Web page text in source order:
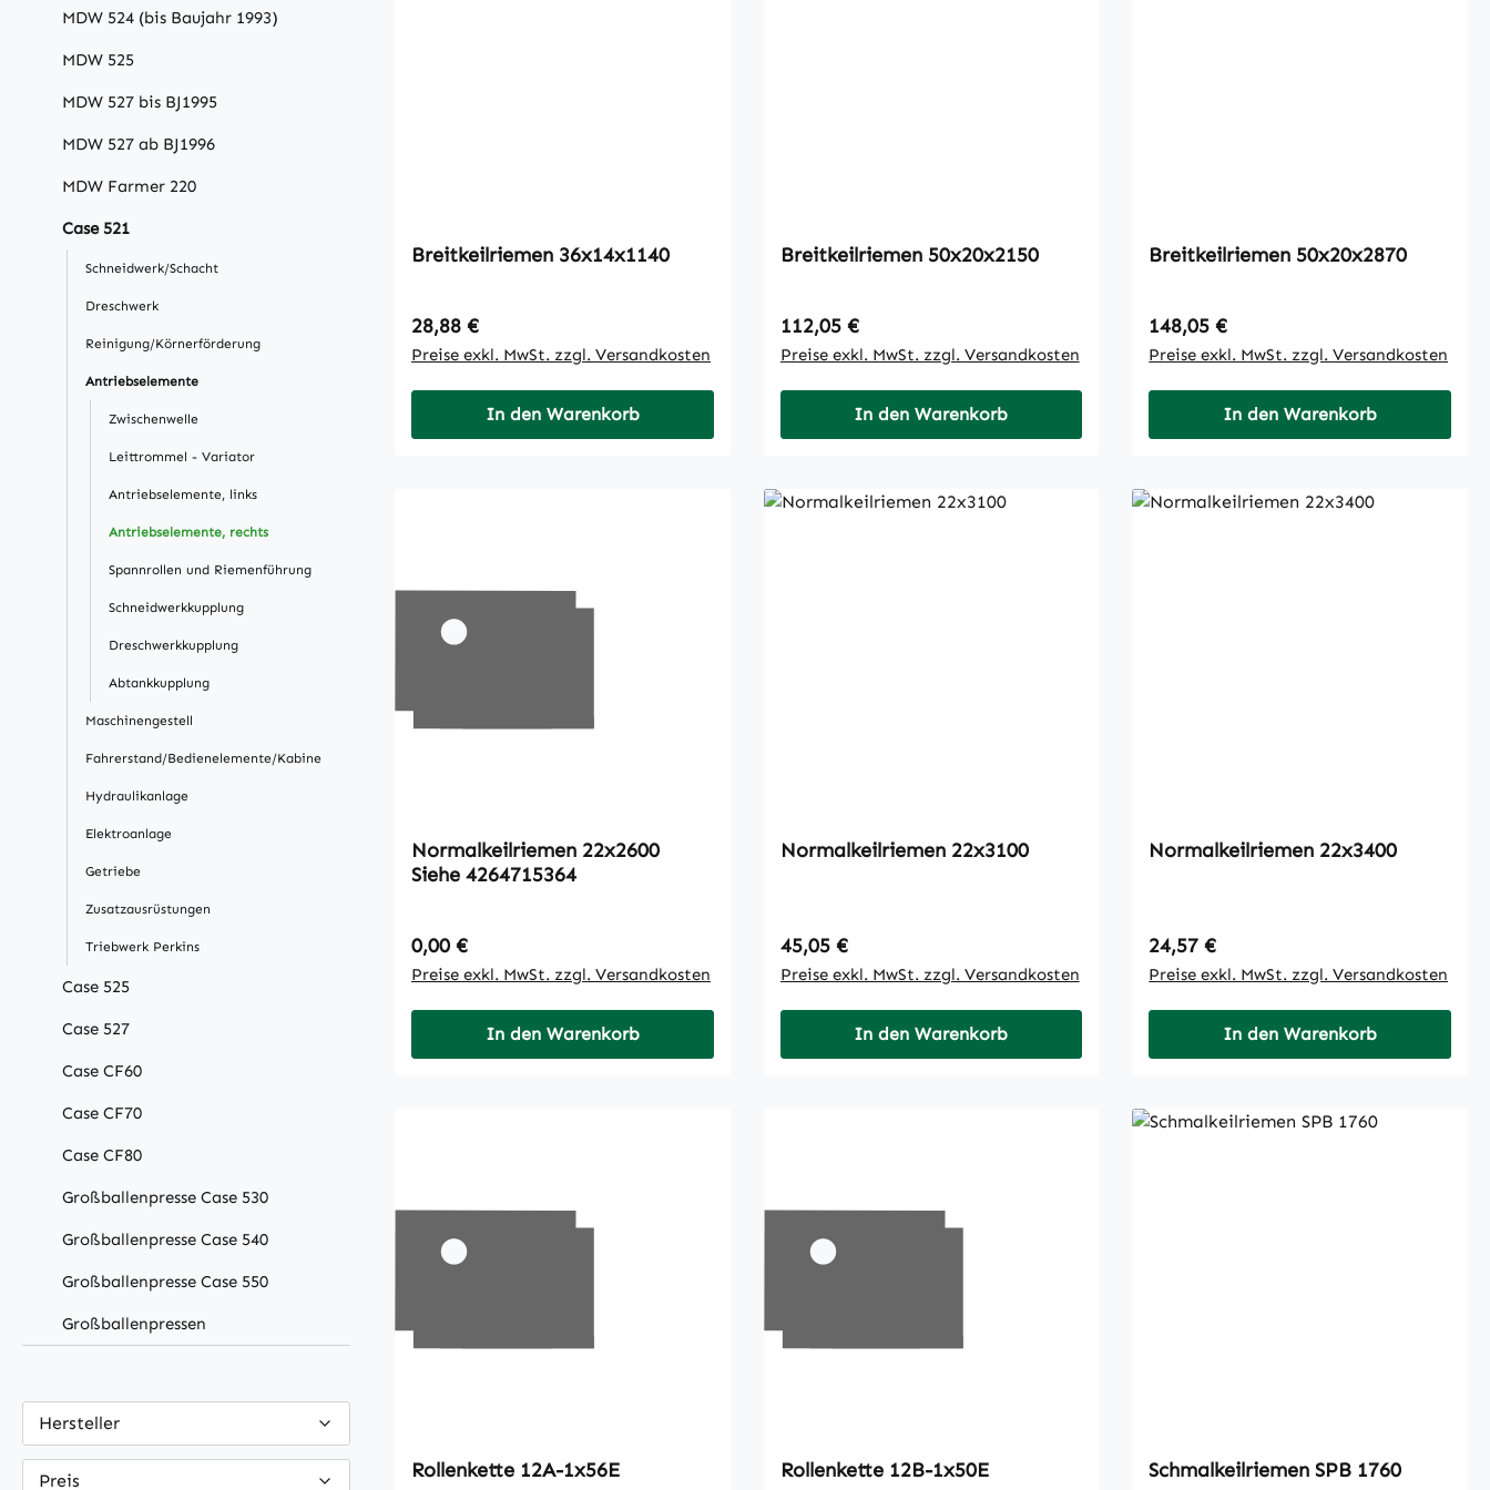
MDW 524 (bis Baujahr 1993)
MDW 525
MDW 527 bis BJ1995
MDW 527 ab BJ1996
MDW Farmer 220
Case 521
Schneidwerk/Schacht
Dreschwerk
Reinigung/Körnerförderung
Antriebselemente
Zwischenwelle
Leittrommel - Variator
Antriebselemente, links
Antriebselemente, rechts
Spannrollen und Riemenführung
Schneidwerkkupplung
Dreschwerkkupplung
Abtankkupplung
Maschinengestell
Fahrerstand/Bedienelemente/Kabine
Hydraulikanlage
Elektroanlage
Getriebe
Zusatzausrüstungen
Triebwerk Perkins
Case 525
Case 527
Case CF60
Case CF70
Case CF80
Großballenpresse Case 530
Großballenpresse Case 540
Großballenpresse Case 550
Großballenpressen
Hersteller
Preis
Breitkeilriemen 36x14x1140
Regulärer Preis:
28,88 €
Preise exkl. MwSt. zzgl. Versandkosten
In den Warenkorb
Breitkeilriemen 50x20x2150
Regulärer Preis:
112,05 €
Preise exkl. MwSt. zzgl. Versandkosten
In den Warenkorb
Breitkeilriemen 50x20x2870
Regulärer Preis:
148,05 €
Preise exkl. MwSt. zzgl. Versandkosten
In den Warenkorb
Normalkeilriemen 22x2600
Siehe 4264715364
Regulärer Preis:
0,00 €
Preise exkl. MwSt. zzgl. Versandkosten
In den Warenkorb
Normalkeilriemen 22x3100
Regulärer Preis:
45,05 €
Preise exkl. MwSt. zzgl. Versandkosten
In den Warenkorb
Normalkeilriemen 22x3400
Regulärer Preis:
24,57 €
Preise exkl. MwSt. zzgl. Versandkosten
In den Warenkorb
Rollenkette 12A-1x56E Rollenkette 12B-1x50E Schmalkeilriemen SPB 1760